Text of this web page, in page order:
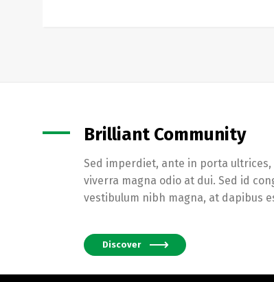
Brilliant Community
Sed imperdiet, ante in porta ultrices,
viverra magna odio at dui. Sed id
vestibulum nibh magna, at dapibus
Discover